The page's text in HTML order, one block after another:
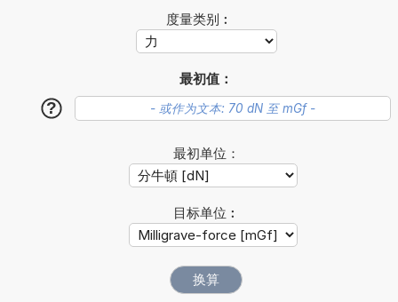
度量类别︰
最初值：
?
最初单位：
目标单位︰